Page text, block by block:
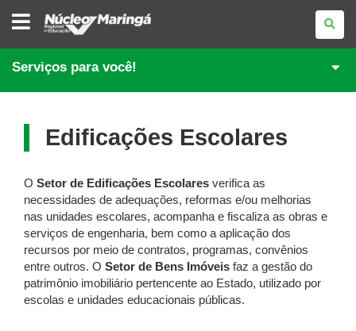
NÚCLEO
REGIONAL
EDUCAÇÃO
DE
MARINGÁ
Serviços para você!
Edificações Escolares
O Setor de Edificações Escolares verifica as
necessidades de adequações, reformas e/ou melhorias
nas unidades escolares, acompanha e fiscaliza as obras e
serviços de engenharia, bem como a aplicação dos
recursos por meio de contratos, programas, convênios
entre outros. O Setor de Bens Imóveis faz a gestão do
patrimônio imobiliário pertencente ao Estado, utilizado por
escolas e unidades educacionais públicas.